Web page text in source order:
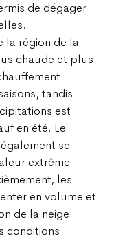
de dégager
la région de la
chaude et plus
tandis
est
en été. Le
se
extrême
les
en volume et
de la neige
conditions